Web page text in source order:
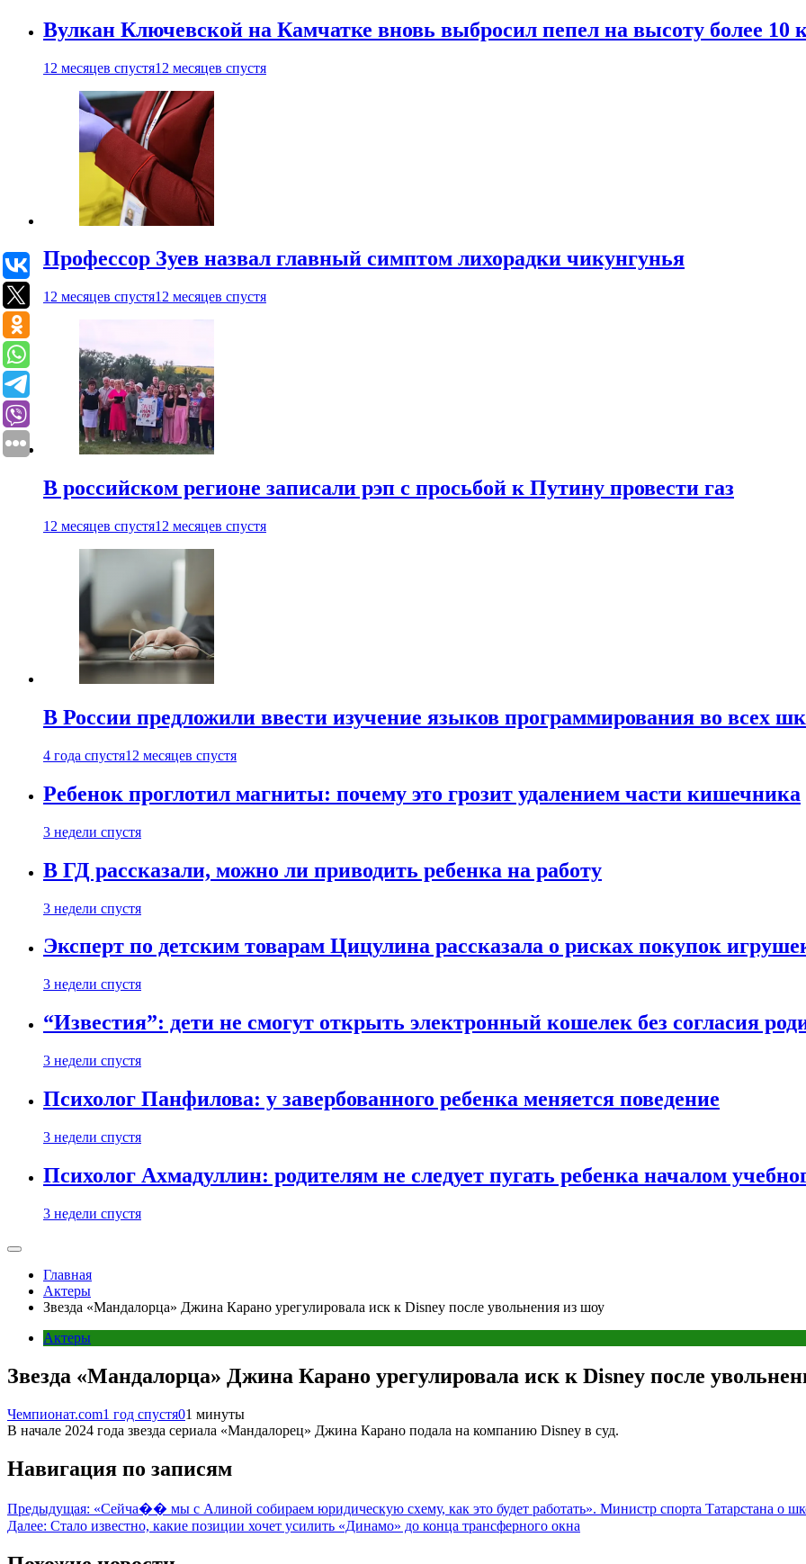
Вулкан Ключевской на Камчатке вновь выбросил пепел на высоту более 10
12 месяцев спустя12 месяцев спустя
Профессор Зуев назвал главный симптом лихорадки чикунгунья
12 месяцев спустя12 месяцев спустя
В российском регионе записали рэп с просьбой к Путину провести газ
12 месяцев спустя12 месяцев спустя
В России предложили ввести изучение языков программирования во всех
4 года спустя12 месяцев спустя
Ребенок проглотил магниты: почему это грозит удалением части кишечника
3 недели спустя
В ГД рассказали, можно ли приводить ребенка на работу
3 недели спустя
Эксперт по детским товарам Цицулина рассказала о рисках покупок
3 недели спустя
“Известия”: дети не смогут открыть электронный кошелек без согласия
3 недели спустя
Психолог Панфилова: у завербованного ребенка меняется поведение
3 недели спустя
Психолог Ахмадуллин: родителям не следует пугать ребенка началом
3 недели спустя
Главная
Актеры
Звезда «Мандалорца» Джина Карано урегулировала иск к Disney после увольнения из шоу
Актеры
Звезда «Мандалорца» Джина Карано урегулировала иск к Disney после
Чемпионат.com1 год спустя01 минуты
В начале 2024 года звезда сериала «Мандалорец» Джина Карано подала на компанию Disney в суд.
Навигация по записям
Предыдущая: «Сейча�� мы с Алиной собираем юридическую схему, как это будет работать». Министр спорта Татарстана о
Далее: Стало известно, какие позиции хочет усилить «Динамо» до конца трансферного окна